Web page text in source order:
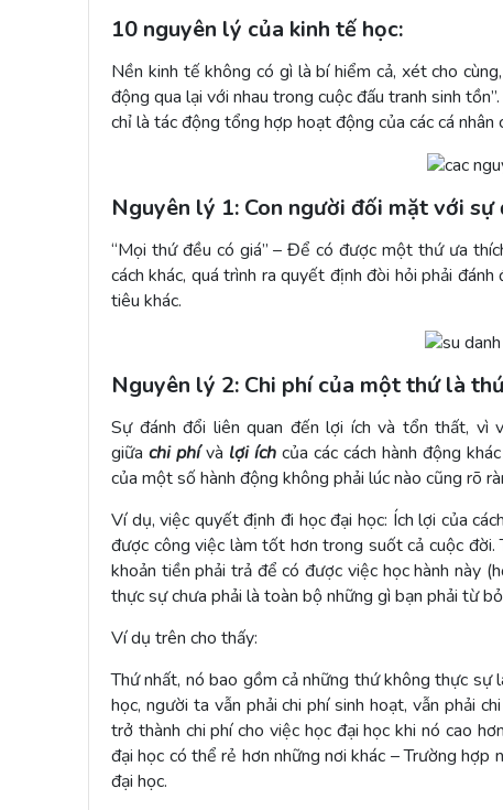
10 nguyên lý của kinh tế học:
Nền kinh tế không có gì là bí hiểm cả, xét cho
động qua lại với nhau trong cuộc đấu tranh sinh
chỉ là tác động tổng hợp hoạt động của các cá nhân
Nguyên lý 1: Con người đối mặt với sự
“Mọi thứ đều có giá” – Để có được một thứ ưa
cách khác, quá trình ra quyết định đòi hỏi phải đánh
tiêu khác.
Nguyên lý 2: Chi phí của một thứ là
Sự đánh đổi liên quan đến lợi ích và tổn thất, vì
giữachi phívà lợi ích của các cách hành động
của một số hành động không phải lúc nào cũng rõ
Ví dụ, việc quyết định đi học đại học: Ích lợi của
được công việc làm tốt hơn trong suốt cả cuộc đời.
khoản tiền phải trả để có được việc học hành này
thực sự chưa phải là toàn bộ những gì bạn phải từ
Ví dụ trên cho thấy:
Thứ nhất, nó bao gồm cả những thứ không thực sự
học, người ta vẫn phải chi phí sinh hoạt, vẫn phải
trở thành chi phí cho việc học đại học khi nó cao
đại học có thể rẻ hơn những nơi khác – Trường
đại học.